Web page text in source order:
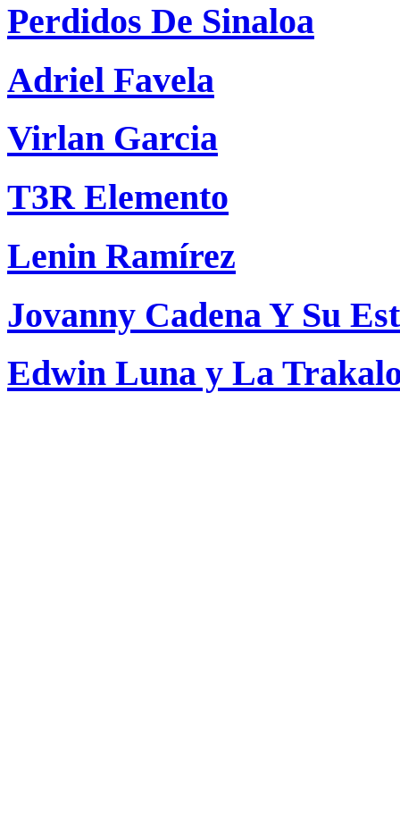
Perdidos De Sinaloa
Adriel Favela
Virlan Garcia
T3R Elemento
Lenin Ramírez
Jovanny Cadena Y Su
Edwin Luna y La